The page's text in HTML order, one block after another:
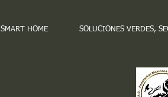
SMART HOME SOLUCIONES VERDES,